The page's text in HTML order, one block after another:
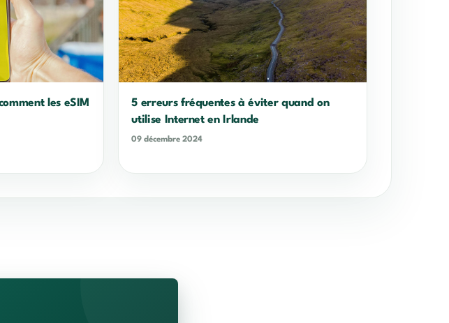
les eSIM
5 erreurs fréquentes à éviter quand on
utilise Internet en Irlande
09 décembre 2024